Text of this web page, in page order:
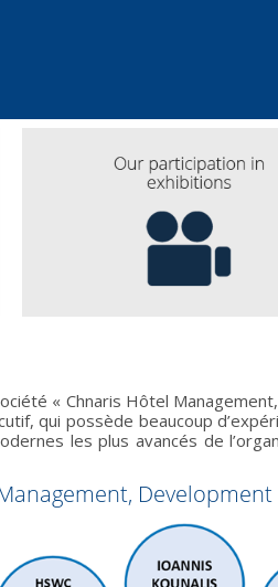
« Chnaris Hôtel
qui possède beaucoup
les plus avancés de